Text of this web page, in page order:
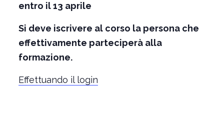
entro il 13 aprile
Si deve iscrivere al corso la persona che
effettivamente parteciperà alla
formazione.
Effettuando il login